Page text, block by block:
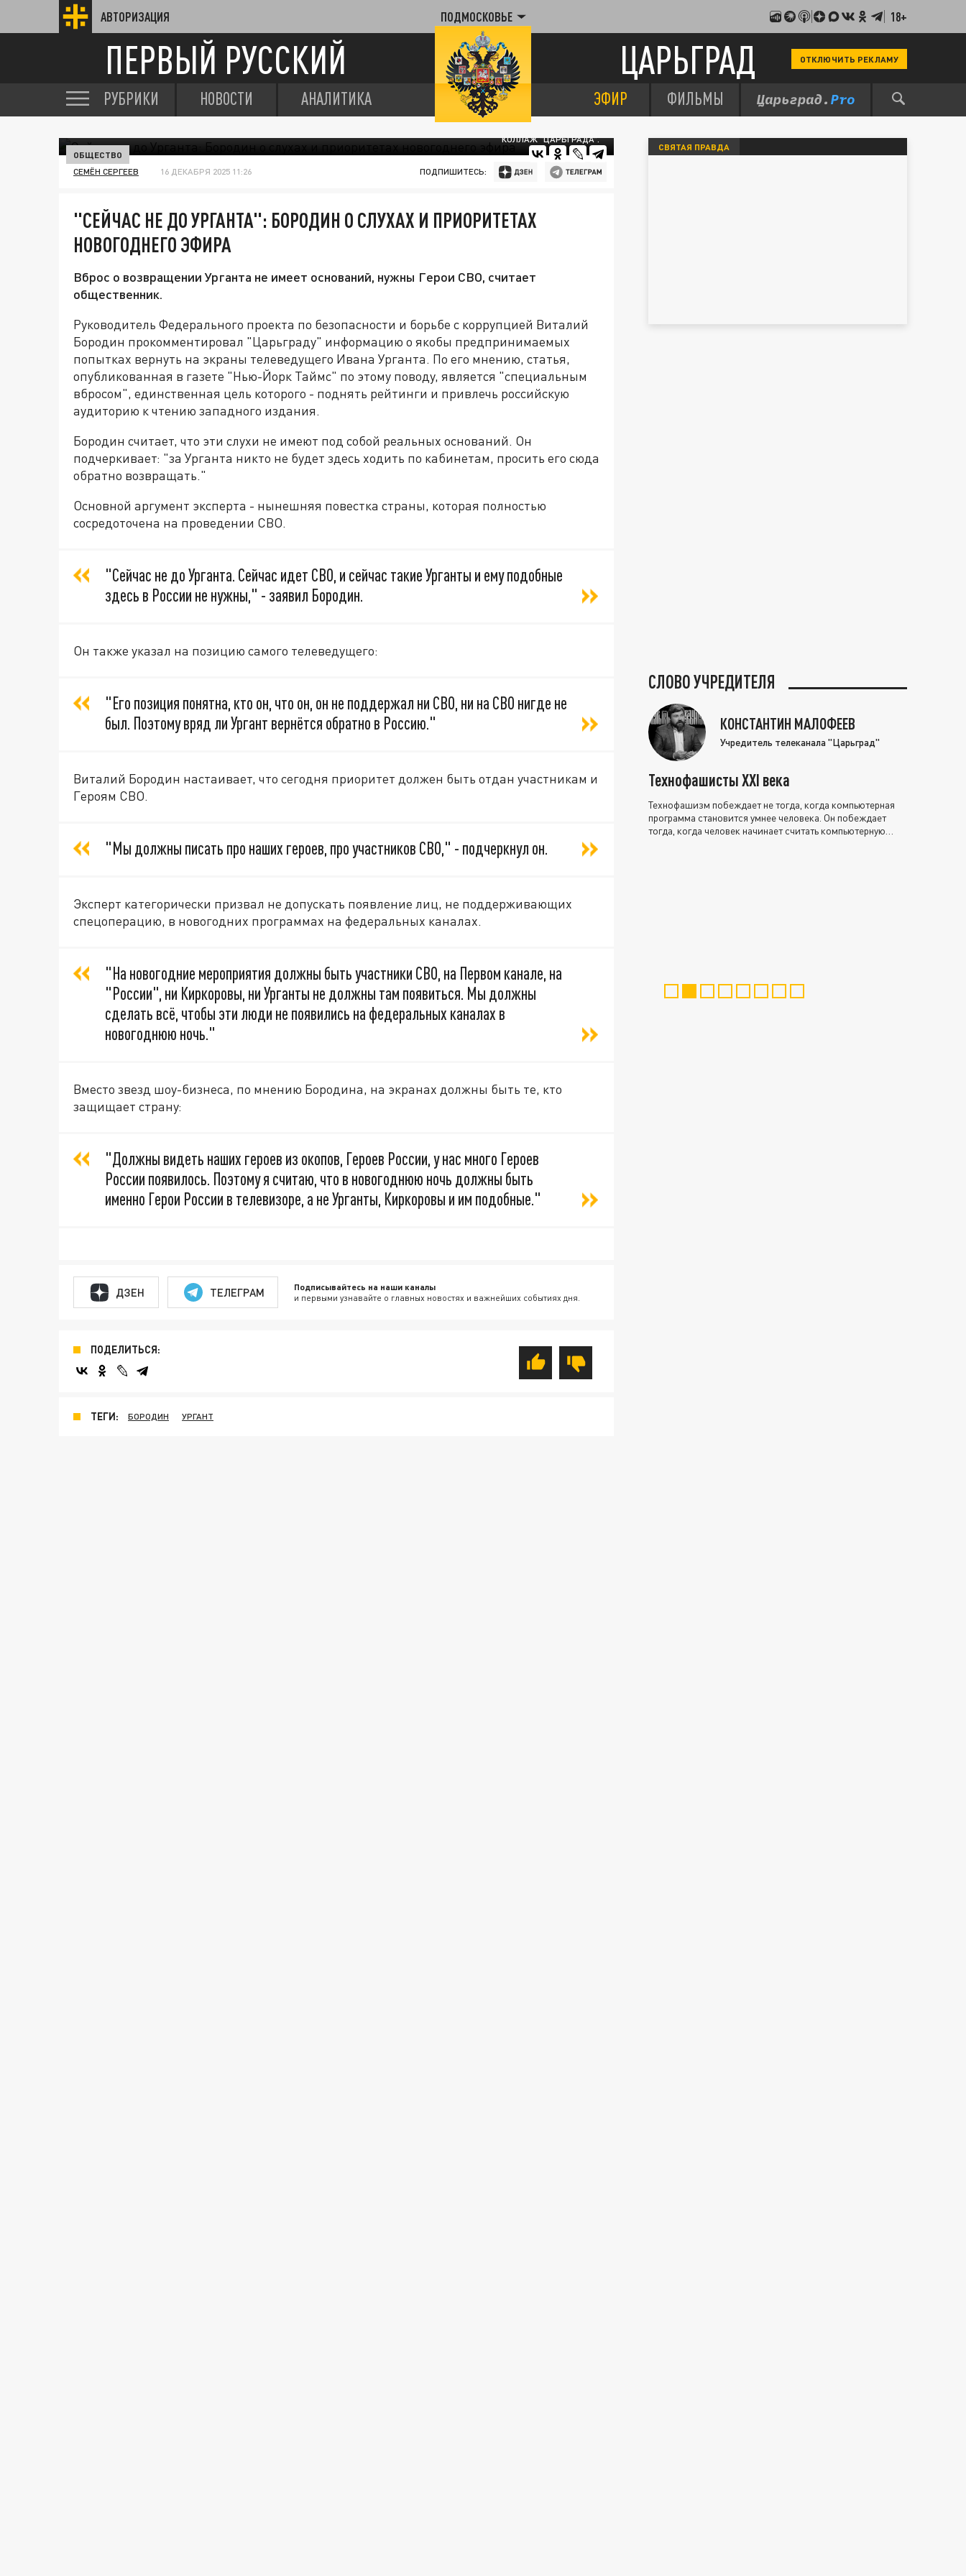
АВТОРИЗАЦИЯ ПОДМОСКОВЬЕ 18+
ПЕРВЫЙ РУССКИЙ ЦАРЬГРАД ОТКЛЮЧИТЬ РЕКЛАМУ
РУБРИКИ НОВОСТИ АНАЛИТИКА ЭФИР ФИЛЬМЫ
КОЛЛАЖ "ЦАРЬГРАДА".
ОБЩЕСТВО
СЕМЁН СЕРГЕЕВ 16 ДЕКАБРЯ 2025 11:26 ПОДПИШИТЕСЬ:
"СЕЙЧАС НЕ ДО УРГАНТА": БОРОДИН О СЛУХАХ И ПРИОРИТЕТАХ
НОВОГОДНЕГО ЭФИРА
Вброс о возвращении Урганта не имеет оснований, нужны Герои СВО, считает
общественник.
Руководитель Федерального проекта по безопасности и борьбе с коррупцией Виталий
Бородин прокомментировал "Царьграду" информацию о якобы предпринимаемых
попытках вернуть на экраны телеведущего Ивана Урганта. По его мнению, статья,
опубликованная в газете "Нью-Йорк Таймс" по этому поводу, является "специальным
вбросом", единственная цель которого - поднять рейтинги и привлечь российскую
аудиторию к чтению западного издания.
Бородин считает, что эти слухи не имеют под собой реальных оснований. Он
подчеркивает: "за Урганта никто не будет здесь ходить по кабинетам, просить его сюда
обратно возвращать."
Основной аргумент эксперта - нынешняя повестка страны, которая полностью
сосредоточена на проведении СВО.
"Сейчас не до Урганта. Сейчас идет СВО, и сейчас такие Урганты и ему подобные
здесь в России не нужны," - заявил Бородин.
Он также указал на позицию самого телеведущего:
"Его позиция понятна, кто он, что он, он не поддержал ни СВО, ни на СВО нигде не
был. Поэтому вряд ли Ургант вернётся обратно в Россию."
Виталий Бородин настаивает, что сегодня приоритет должен быть отдан участникам и
Героям СВО.
"Мы должны писать про наших героев, про участников СВО," - подчеркнул он.
Эксперт категорически призвал не допускать появление лиц, не поддерживающих
спецоперацию, в новогодних программах на федеральных каналах.
"На новогодние мероприятия должны быть участники СВО, на Первом канале, на
"России", ни Киркоровы, ни Урганты не должны там появиться. Мы должны
сделать всё, чтобы эти люди не появились на федеральных каналах в
новогоднюю ночь."
Вместо звезд шоу-бизнеса, по мнению Бородина, на экранах должны быть те, кто
защищает страну:
"Должны видеть наших героев из окопов, Героев России, у нас много Героев
России появилось. Поэтому я считаю, что в новогоднюю ночь должны быть
именно Герои России в телевизоре, а не Урганты, Киркоровы и им подобные."
ДЗЕН ТЕЛЕГРАМ Подписывайтесь на наши каналы
и первыми узнавайте о главных новостях и важнейших событиях дня.
ПОДЕЛИТЬСЯ:
ТЕГИ: БОРОДИН УРГАНТ
СВЯТАЯ ПРАВДА
СЛОВО УЧРЕДИТЕЛЯ
КОНСТАНТИН МАЛОФЕЕВ
Учредитель телеканала "Царьград"
Технофашисты XXI века
Технофашизм побеждает не тогда, когда компьютерная
программа становится умнее человека. Он побеждает
тогда, когда человек начинает считать компьютерную